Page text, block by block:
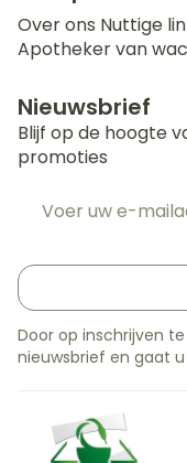
Over ons Nuttige
Apotheker van
Nieuwsbrief
Blijf op de hoogte
promoties
Door op inschrijven
nieuwsbrief en gaat